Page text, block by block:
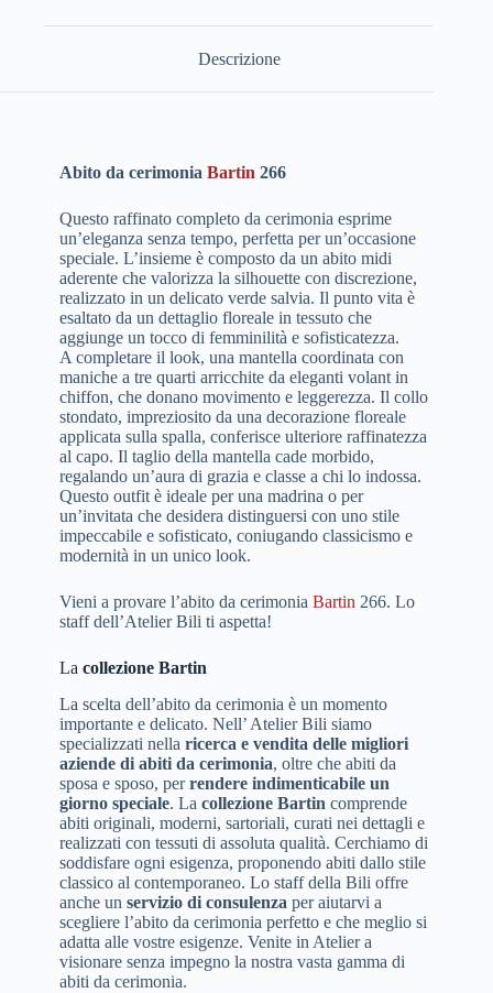
Descrizione
Abito da cerimonia Bartin266
Questo raffinato completo da cerimonia esprime
un’eleganza senza tempo, perfetta per un’occasione
speciale. L’insieme è composto da un abito midi
aderente che valorizza la silhouette con discrezione,
realizzato in un delicato verde salvia. Il punto vita è
esaltato da un dettaglio floreale in tessuto che
aggiunge un tocco di femminilità e sofisticatezza.
A completare il look, una mantella coordinata con
maniche a tre quarti arricchite da eleganti volant in
chiffon, che donano movimento e leggerezza. Il collo
stondato, impreziosito da una decorazione floreale
applicata sulla spalla, conferisce ulteriore raffinatezza
al capo. Il taglio della mantella cade morbido,
regalando un’aura di grazia e classe a chi lo indossa.
Questo outfit è ideale per una madrina o per
un’invitata che desidera distinguersi con uno stile
impeccabile e sofisticato, coniugando classicismo e
modernità in un unico look.
Vieni a provare l’abito da cerimonia Bartin266. Lo
staff dell’Atelier Bili ti aspetta!
La collezione Bartin
La scelta dell’abito da cerimonia è un momento
importante e delicato. Nell’ Atelier Bili siamo
specializzati nella ricerca e vendita delle migliori
aziende di abiti da cerimonia, oltre che abiti da
sposa e sposo, perrendere indimenticabile un
giorno speciale. La collezione Bartin comprende
abiti originali, moderni, sartoriali, curati nei dettagli e
realizzati con tessuti di assoluta qualità. Cerchiamo di
soddisfare ogni esigenza, proponendo abiti dallo stile
classico al contemporaneo. Lo staff della Bili offre
anche un servizio di consulenza per aiutarvi a
scegliere l’abito da cerimonia perfetto e che meglio si
adatta alle vostre esigenze. Venite in Atelier a
visionare senza impegno la nostra vasta gamma di
abiti da cerimonia.